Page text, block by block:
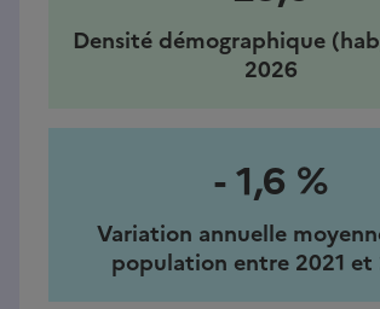
Densité démographique
2026
- 1,6 %
Variation annuelle
population entre 2021 et